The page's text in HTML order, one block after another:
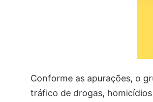
Conforme as apurações, o
tráfico de drogas,